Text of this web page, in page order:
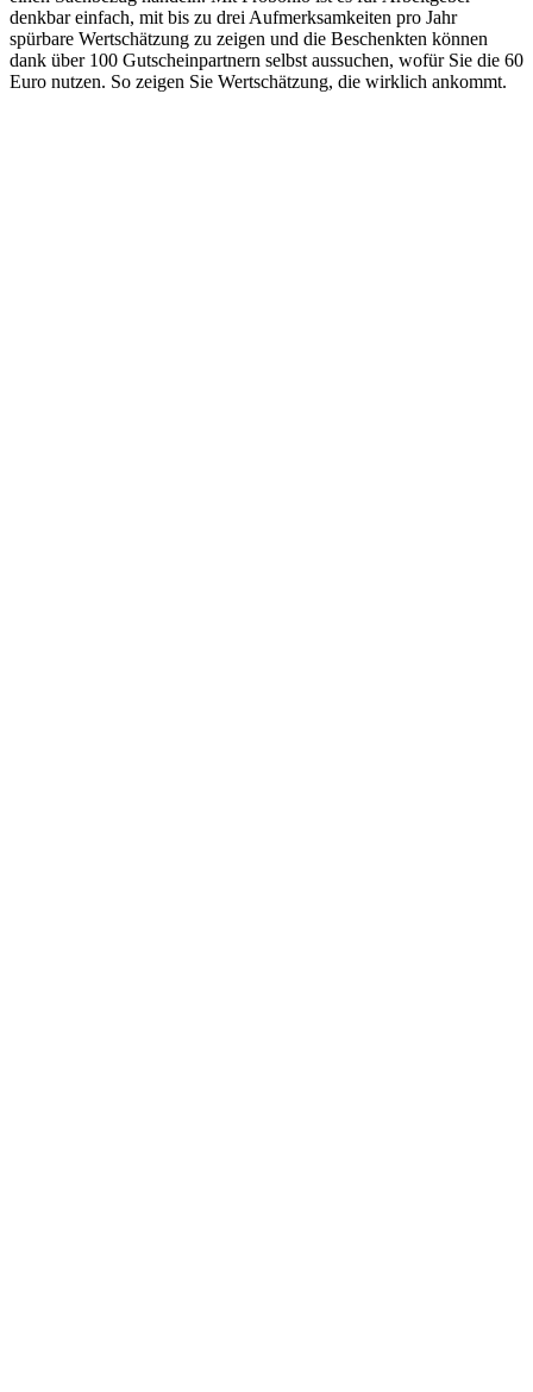
denkbar einfach, mit bis zu drei Aufmerksamkeiten pro Jahr
spürbare Wertschätzung zu zeigen und die Beschenkten können
dank über 100 Gutscheinpartnern selbst aussuchen, wofür Sie die 60
Euro nutzen. So zeigen Sie Wertschätzung, die wirklich ankommt.